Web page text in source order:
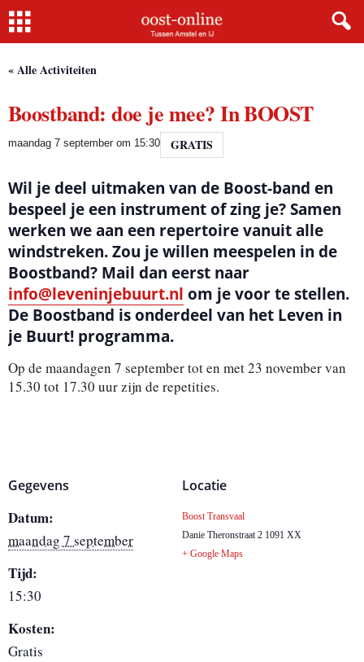
Home
« Alle Activiteiten
Boostband: doe je mee? In BOOST
maandag 7 september om 15:30 GRATIS
Wil je deel uitmaken van de Boost-band en
bespeel je een instrument of zing je? Samen
werken we aan een repertoire vanuit alle
windstreken. Zou je willen meespelen in de
Boostband? Mail dan eerst naar
info@leveninjebuurt.nl om je voor te stellen.
De Boostband is onderdeel van het Leven in
je Buurt! programma.
Op de maandagen 7 september tot en met 23 november van
15.30 tot 17.30 uur zijn de repetities.
Gegevens
Datum:
maandag 7 september
Tijd:
15:30
Kosten:
Gratis
Locatie
Boost Transvaal
Danie Theronstraat 2 1091 XX
+ Google Maps